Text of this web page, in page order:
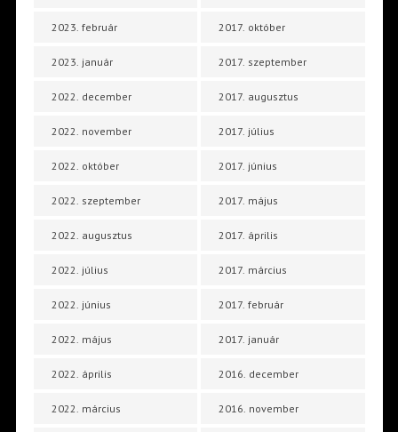
2023. február
2023. január
2022. december
2022. november
2022. október
2022. szeptember
2022. augusztus
2022. július
2022. június
2022. május
2022. április
2022. március
2017. október
2017. szeptember
2017. augusztus
2017. július
2017. június
2017. május
2017. április
2017. március
2017. február
2017. január
2016. december
2016. november